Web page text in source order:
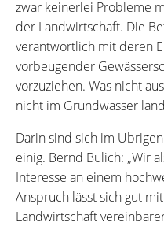
zwar keinerlei Probleme
der Landwirtschaft. Die
verantwortlich mit deren
vorbeugender
vorzuziehen. Was nicht
nicht im Grundwasser
Darin sind sich im
einig. Bernd Bulich: „Wir
Interesse an einem
Anspruch lässt sich gut
Landwirtschaft